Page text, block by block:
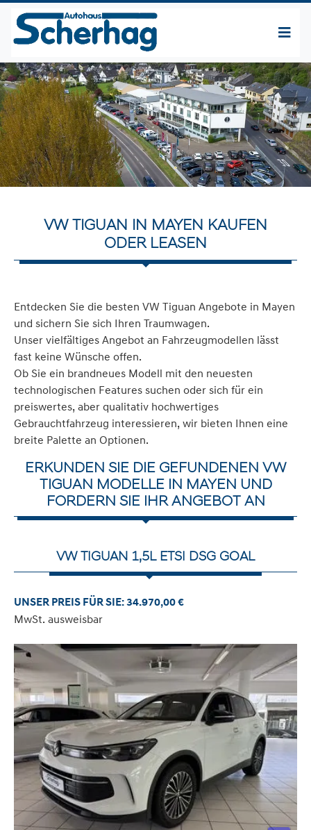
VW TIGUAN IN MAYEN KAUFEN
ODER LEASEN
Entdecken Sie die besten VW Tiguan Angebote in Mayen
und sichern Sie sich Ihren Traumwagen.
Unser vielfältiges Angebot an Fahrzeugmodellen lässt
fast keine Wünsche offen.
Ob Sie ein brandneues Modell mit den neuesten
technologischen Features suchen oder sich für ein
preiswertes, aber qualitativ hochwertiges
Gebrauchtfahrzeug interessieren, wir bieten Ihnen eine
breite Palette an Optionen.
ERKUNDEN SIE DIE GEFUNDENEN VW
TIGUAN MODELLE IN MAYEN UND
FORDERN SIE IHR ANGEBOT AN
VW TIGUAN 1,5L ETSI DSG GOAL
UNSER PREIS FÜR SIE: 34.970,00 €
MwSt. ausweisbar